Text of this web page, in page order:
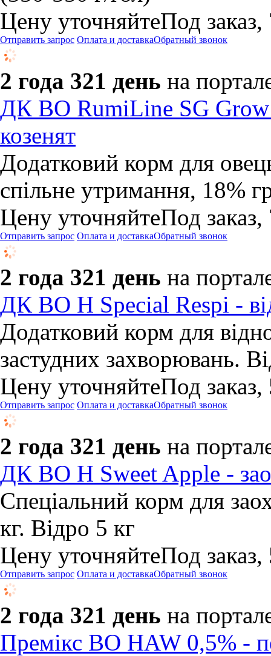
Цену уточняйтеПод
Отправить запрос Оплата и доставкаОбратный звонок
2 года 321 день на
ДК BO RumiLine SG Grow
козенят
Додатковий корм для
спільне утримання, 18%
Цену уточняйтеПод
Отправить запрос Оплата и доставкаОбратный звонок
2 года 321 день на
ДК BO H Special Respi -
Додатковий корм для
застудних захворювань.
Цену уточняйтеПод
Отправить запрос Оплата и доставкаОбратный звонок
2 года 321 день на
ДК BO H Sweet Apple -
Спеціальний корм для
кг. Відро 5 кг
Цену уточняйтеПод
Отправить запрос Оплата и доставкаОбратный звонок
2 года 321 день на
Премікс BO HAW 0,5% -